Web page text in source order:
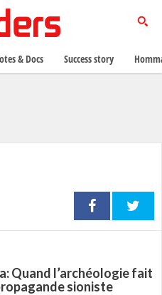
Quand l’archéologie fait
sioniste
& Docs Success story